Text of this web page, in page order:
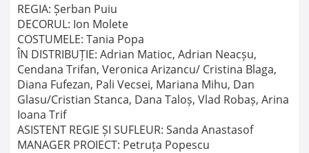
REGIA: Șerban Puiu
DECORUL: Ion Molete
COSTUMELE: Tania Popa
ÎN DISTRIBUȚIE: Adrian Matioc, Adrian Neacșu,
Cendana Trifan, Veronica Arizancu/ Cristina Blaga,
Diana Fufezan, Pali Vecsei, Mariana Mihu, Dan
Glasu/Cristian Stanca, Dana Taloș, Vlad Robaș, Arina
Ioana Trif
ASISTENT REGIE ȘI SUFLEUR: Sanda Anastasof
MANAGER PROIECT: Petruța Popescu